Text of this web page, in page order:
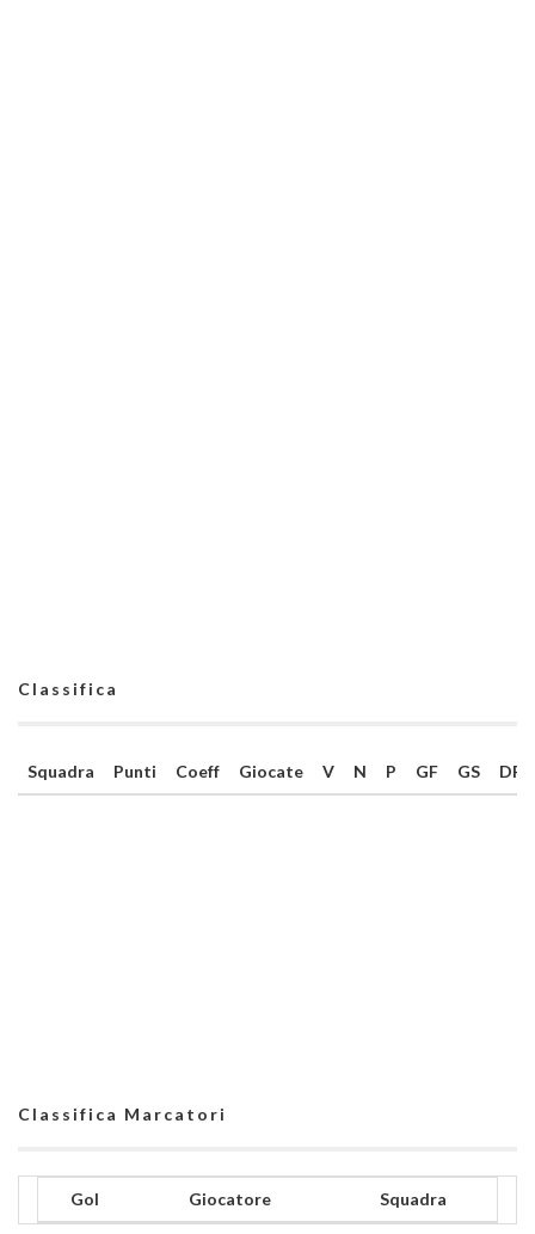
Classifica
Squadra Punti Coeff Giocate V N P GF GS DR
Classifica Marcatori
Gol Giocatore Squadra